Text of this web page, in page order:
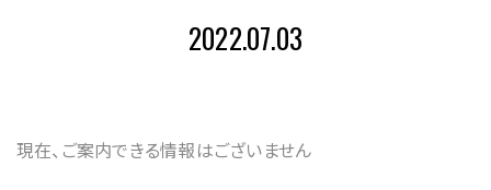
2022.07.03
現在、ご案内できる情報はございません